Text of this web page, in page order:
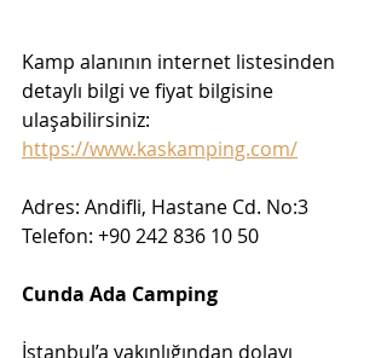
Kamp alanının internet listesinden
detaylı bilgi ve fiyat bilgisine
ulaşabilirsiniz:
https://www.kaskamping.com/
Adres: Andifli, Hastane Cd. No:3
Telefon: +90 242 836 10 50
Cunda Ada Camping
İstanbul’a yakınlığından dolayı